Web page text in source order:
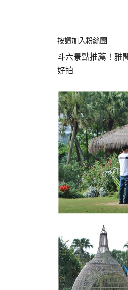
按讚加入粉絲團
斗六景點推薦！雅
好拍